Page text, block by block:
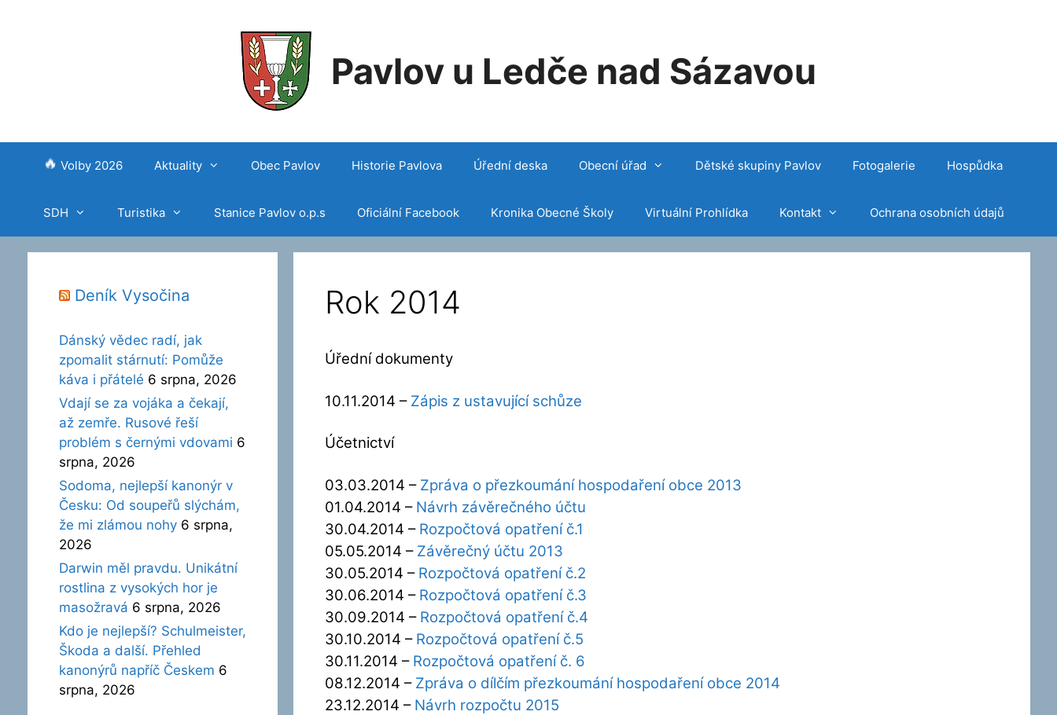
Pavlov u Ledče nad Sázavou
Volby 2026 Aktuality Obec Pavlov Historie Pavlova Úřední deska Obecní úřad Dětské skupiny Pavlov Fotogalerie Hospůdka
SDH Turistika Stanice Pavlov o.p.s Oficiální Facebook Kronika Obecné Školy Virtuální Prohlídka Kontakt Ochrana osobních údajů
Rok 2014
Úřední dokumenty
10.11.2014 –Zápis z ustavující schůze
Účetnictví
03.03.2014 – Zpráva o přezkoumání hospodaření obce 2013
01.04.2014 – Návrh závěrečného účtu
30.04.2014 – Rozpočtová opatření č.1
05.05.2014 – Závěrečný účtu 2013
30.05.2014 – Rozpočtová opatření č.2
30.06.2014 – Rozpočtová opatření č.3
30.09.2014 – Rozpočtová opatření č.4
30.10.2014 – Rozpočtová opatření č.5
30.11.2014 – Rozpočtová opatření č. 6
08.12.2014 – Zpráva o dílčím přezkoumání hospodaření obce 2014
23.12.2014 – Návrh rozpočtu 2015
Deník Vysočina
Dánský vědec radí, jak
zpomalit stárnutí: Pomůže
káva i přátelé 6 srpna, 2026
Vdají se za vojáka a čekají,
až zemře. Rusové řeší
problém s černými vdovami 6
srpna, 2026
Sodoma, nejlepší kanonýr v
Česku: Od soupeřů slýchám,
že mi zlámou nohy 6 srpna,
2026
Darwin měl pravdu. Unikátní
rostlina z vysokých hor je
masožravá 6 srpna, 2026
Kdo je nejlepší? Schulmeister,
Škoda a další. Přehled
kanonýrů napříč Českem 6
srpna, 2026